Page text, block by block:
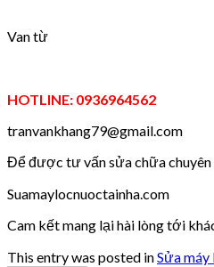
Van từ
HOTLINE: 0936964562
tranvankhang79@gmail.com
Để được tư vấn sửa chữa chuyên
Suamaylocnuoctainha.com
Cam kết mang lại hài lòng tới
This entry was posted inSửa